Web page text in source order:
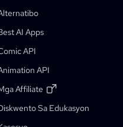
AI Apps
API
API
Affiliate
Sa Edukasyon
Sheet